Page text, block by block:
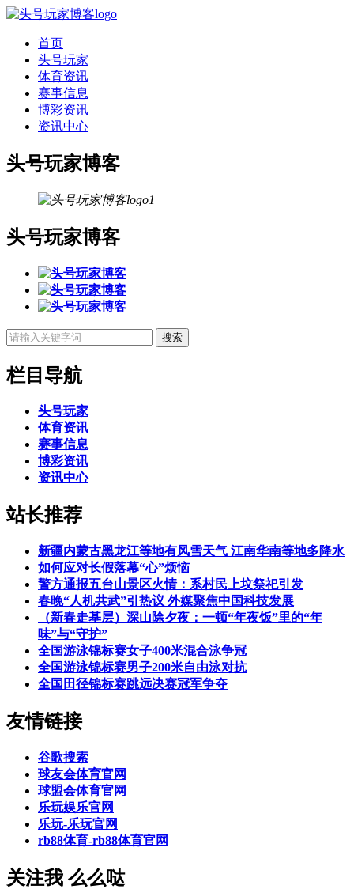
首页
头号玩家
体育资讯
赛事信息
博彩资讯
资讯中心
头号玩家博客
头号玩家博客
栏目导航
头号玩家
体育资讯
赛事信息
博彩资讯
资讯中心
站长推荐
新疆内蒙古黑龙江等地有风雪天气 江南华南等地多降水
如何应对长假落幕“心”烦恼
警方通报五台山景区火情：系村民上坟祭祀引发
春晚“人机共武”引热议 外媒聚焦中国科技发展
（新春走基层）深山除夕夜：一顿“年夜饭”里的“年
味”与“守护”
全国游泳锦标赛女子400米混合泳争冠
全国游泳锦标赛男子200米自由泳对抗
全国田径锦标赛跳远决赛冠军争夺
友情链接
谷歌搜索
球友会体育官网
球盟会体育官网
乐玩娱乐官网
乐玩-乐玩官网
rb88体育-rb88体育官网
关注我 么么哒